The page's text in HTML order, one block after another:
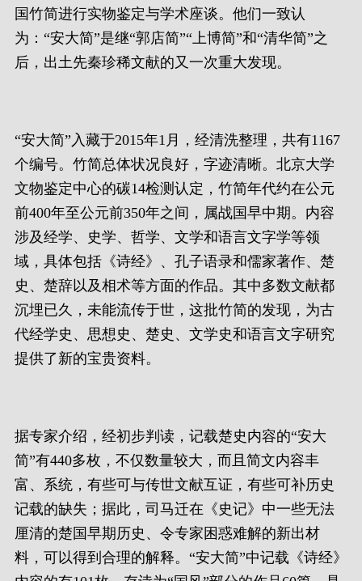
国竹简进行实物鉴定与学术座谈。他们一致认
为：“安大简”是继“郭店简”“上博简”和“清华简”之
后，出土先秦珍稀文献的又一次重大发现。
“安大简”入藏于2015年1月，经清洗整理，共有1167
个编号。竹简总体状况良好，字迹清晰。北京大学
文物鉴定中心的碳14检测认定，竹简年代约在公元
前400年至公元前350年之间，属战国早中期。内容
涉及经学、史学、哲学、文学和语言文字学等领
域，具体包括《诗经》、孔子语录和儒家著作、楚
史、楚辞以及相术等方面的作品。其中多数文献都
沉埋已久，未能流传于世，这批竹简的发现，为古
代经学史、思想史、楚史、文学史和语言文字研究
提供了新的宝贵资料。
据专家介绍，经初步判读，记载楚史内容的“安大
简”有440多枚，不仅数量较大，而且简文内容丰
富、系统，有些可与传世文献互证，有些可补历史
记载的缺失；据此，司马迁在《史记》中一些无法
厘清的楚国早期历史、令专家困惑难解的新出材
料，可以得到合理的解释。“安大简”中记载《诗经》